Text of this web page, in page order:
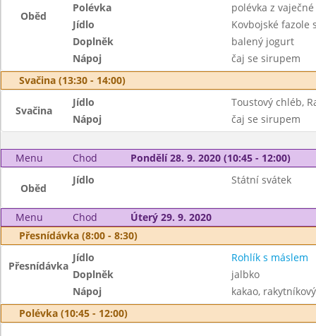
Oběd
Polévka
polévka z
Jídlo
Kovbojské fazole
Doplněk
balený jogurt
Nápoj
čaj se sirupem
Svačina (13:30 - 14:00)
Svačina
Jídlo
Toustový chléb,
Nápoj
čaj se sirupem
Menu Chod Pondělí 28. 9. 2020 (10:45 - 12:00)
Oběd
Jídlo Státní svátek
Menu Chod
Úterý 29. 9. 2020
Přesnídávka (8:00 - 8:30)
Přesnídávka
Jídlo
Rohlík s máslem
Doplněk
jalbko
Nápoj
kakao,
Polévka (10:45 - 12:00)